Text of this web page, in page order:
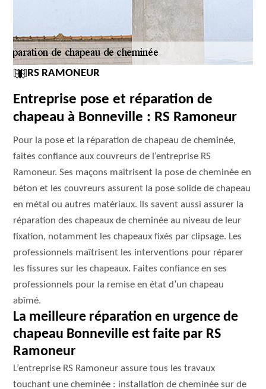
RS RAMONEUR
Entreprise pose et réparation de
chapeau à Bonneville : RS Ramoneur
Pour la pose et la réparation de chapeau de cheminée,
faites confiance aux couvreurs de l’entreprise RS
Ramoneur. Ses maçons maîtrisent la pose de cheminée en
béton et les couvreurs assurent la pose solide de chapeau
en métal ou autres matériaux. Ils savent aussi assurer la
réparation des chapeaux de cheminée au niveau de leur
fixation, notamment les chapeaux fixés par clipsage. Les
professionnels maîtrisent les interventions pour réparer
les fissures sur les chapeaux. Faites confiance en ses
professionnels pour la remise en état d’un chapeau
abîmé.
La meilleure réparation en urgence de
chapeau Bonneville est faite par RS
Ramoneur
L’entreprise RS Ramoneur assure tous les travaux
touchant une cheminée : installation de cheminée sur de